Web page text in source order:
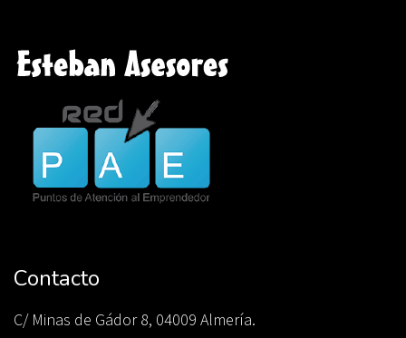
Contacto
C/ Minas de Gádor 8, 04009 Almería.